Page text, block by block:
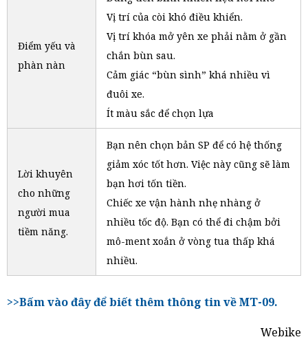
Điểm yếu và
phàn nàn
Vị trí của còi khó điều khiển.
Vị trí khóa mở yên xe phải nằm ở gần
chắn bùn sau.
Cảm giác “bùn sình” khá nhiều vì
đuôi xe.
Ít màu sắc để chọn lựa
Lời khuyên
cho những
người mua
tiềm năng.
Bạn nên chọn bản SP để có hệ thống
giảm xóc tốt hơn. Việc này cũng sẽ làm
bạn hơi tốn tiền.
Chiếc xe vận hành nhẹ nhàng ở
nhiều tốc độ. Bạn có thể đi chậm bởi
mô-ment xoắn ở vòng tua thấp khá
nhiều.
>>Bấm vào đây để biết thêm thông tin về MT-09.
Webike